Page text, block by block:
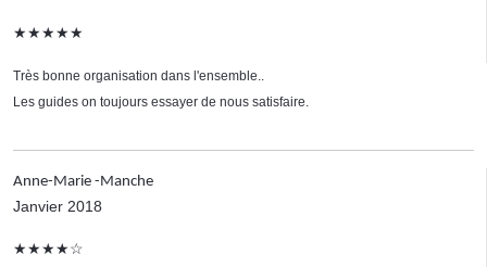
★★★★★
Très bonne organisation dans l'ensemble..
Les guides on toujours essayer de nous satisfaire.
Anne-Marie -Manche
Janvier 2018
★★★★☆